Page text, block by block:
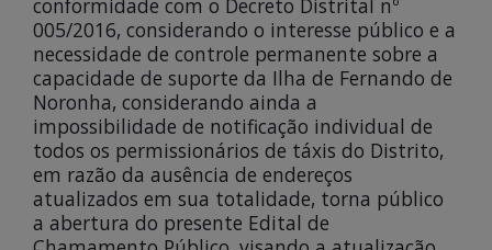
conformidade com o Decreto Distrital nº
005/2016, considerando o interesse público e a
necessidade de controle permanente sobre a
capacidade de suporte da Ilha de Fernando de
Noronha, considerando ainda a
impossibilidade de notificação individual de
todos os permissionários de táxis do Distrito,
em razão da ausência de endereços
atualizados em sua totalidade, torna público
a abertura do presente Edital de